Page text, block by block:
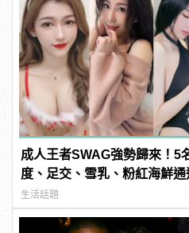
成人王者SWAG強勢歸來！5
度、足交、雪乳、粉紅海鮮
連結！ | manfashion這樣變型
生活話題